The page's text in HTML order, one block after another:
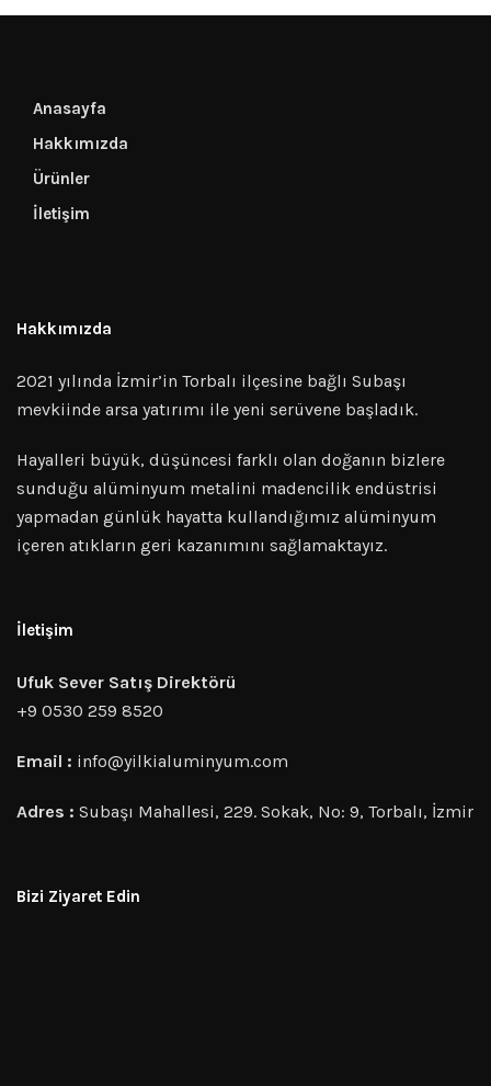
Anasayfa
Hakkımızda
Ürünler
İletişim
Hakkımızda
2021 yılında İzmir’in Torbalı ilçesine bağlı Subaşı
mevkiinde arsa yatırımı ile yeni serüvene başladık.
Hayalleri büyük, düşüncesi farklı olan doğanın bizlere
sunduğu alüminyum metalini madencilik endüstrisi
yapmadan günlük hayatta kullandığımız alüminyum
içeren atıkların geri kazanımını sağlamaktayız.
İletişim
Ufuk Sever Satış Direktörü
+9 0530 259 8520
Email : info@yilkialuminyum.com
Adres : Subaşı Mahallesi, 229. Sokak, No: 9, Torbalı, İzmir
Bizi Ziyaret Edin